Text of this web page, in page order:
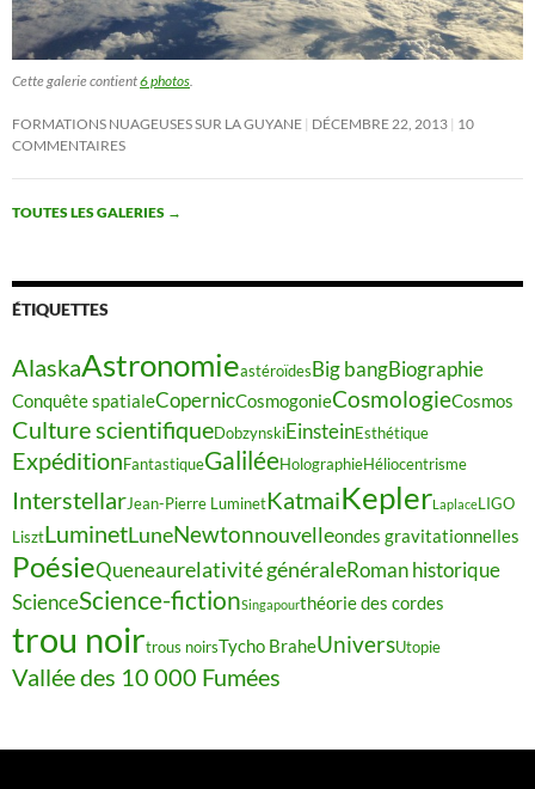
Cette galerie contient6 photos
FORMATIONS NUAGEUSES SUR LA GUYANE DÉCEMBRE 22, 2013 10
COMMENTAIRES
TOUTES LES GALERIES →
ÉTIQUETTES
AlaskaAstronomieastéroïdesBig bangBiographie
Conquête spatialeCopernicCosmogonieCosmologieCosmos
Culture scientifiqueDobzynskiEinsteinEsthétique
ExpéditionFantastiqueGaliléeHolographieHéliocentrisme
InterstellarJean-Pierre LuminetKatmaiKeplerLaplaceLIGO
LisztLuminetLuneNewtonnouvelleondes gravitationnelles
PoésieQueneaurelativité généraleRoman historique
ScienceScience-fictionSingapourthéorie des cordes
trou noirtrous noirsTycho BraheUniversUtopie
Vallée des 10 000 Fumées